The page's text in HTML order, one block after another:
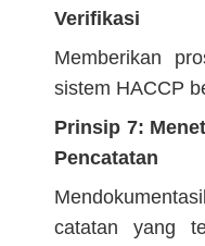
Verifikasi
Memberikan
sistem HACCP
Prinsip 7:
Pencatatan
catatan yang